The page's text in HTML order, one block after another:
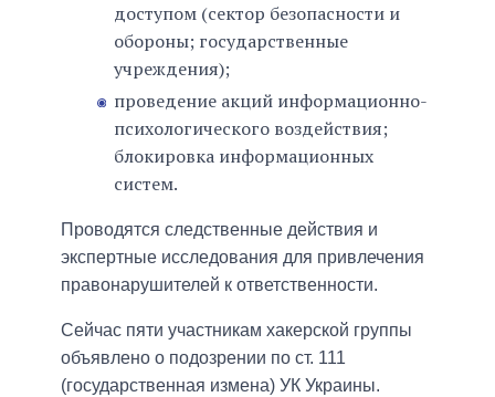
доступом (сектор безопасности и
обороны; государственные
учреждения);
проведение акций информационно-
психологического воздействия;
блокировка информационных
систем.
Проводятся следственные действия и
экспертные исследования для привлечения
правонарушителей к ответственности.
Сейчас пяти участникам хакерской группы
объявлено о подозрении по ст. 111
(государственная измена) УК Украины.